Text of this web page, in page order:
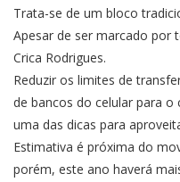
Trata-se de um bloco
Apesar de ser marcado por
Crica Rodrigues.
Reduzir os limites de
de bancos do celular para
uma das dicas para
Estimativa é próxima do
porém, este ano haverá